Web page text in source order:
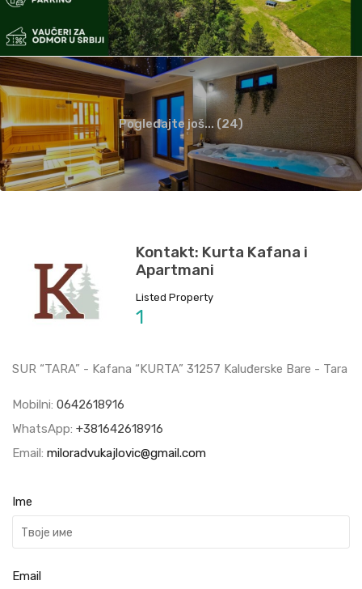
Pogledajte još... (24)
Kontakt: Kurta Kafana i
Apartmani
Listed Property
1
SUR “TARA” - Kafana “KURTA” 31257 Kaluđerske Bare - Tara
Mobilni: 0642618916
WhatsApp: +381642618916
Email: miloradvukajlovic@gmail.com
Ime
Email